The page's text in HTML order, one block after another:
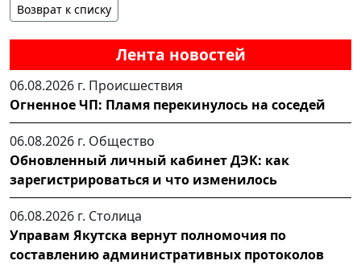
Лента новостей
06.08.2026 г. Происшествия
Огненное ЧП: Пламя перекинулось на соседей
06.08.2026 г. Общество
Обновленный личный кабинет ДЭК: как
зарегистрироваться и что изменилось
06.08.2026 г. Столица
Управам Якутска вернут полномочия по
составлению административных протоколов
Возврат к списку